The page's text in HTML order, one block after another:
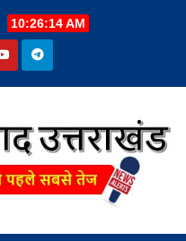
10:26:15 AM